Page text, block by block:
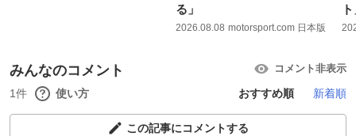
る」
2026.08.08 motorsport.com 日本版
みんなのコメント コメント非表示
1件 使い方 おすすめ順 新着順
この記事にコメントする